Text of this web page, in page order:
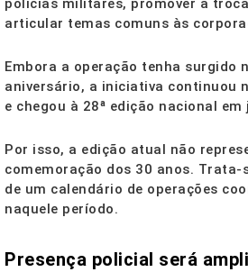
polícias militares, promover a
articular temas comuns às
Embora a operação tenha surgido
aniversário, a iniciativa continuou
e chegou à 28ª edição nacional em
Por isso, a edição atual não
comemoração dos 30 anos. Trata-
de um calendário de operações
naquele período.
Presença policial será